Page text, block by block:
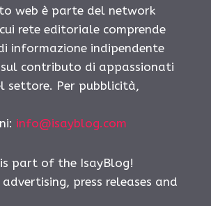
web è parte del network
rete editoriale comprende
informazione indipendente
contributo di appassionati
settore. Per pubblicità,
info@isayblog.com
part of the IsayBlog!
press releases and